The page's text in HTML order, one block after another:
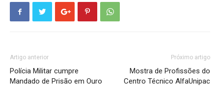
Artigo anterior
Polícia Militar cumpre
Mandado de Prisão em Ouro
Próximo artigo
Mostra de Profissões do
Centro Técnico AlfaUnipac